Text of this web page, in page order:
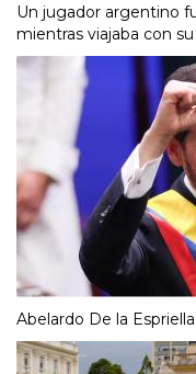
Un jugador argentino
mientras viajaba con
Abelardo De la